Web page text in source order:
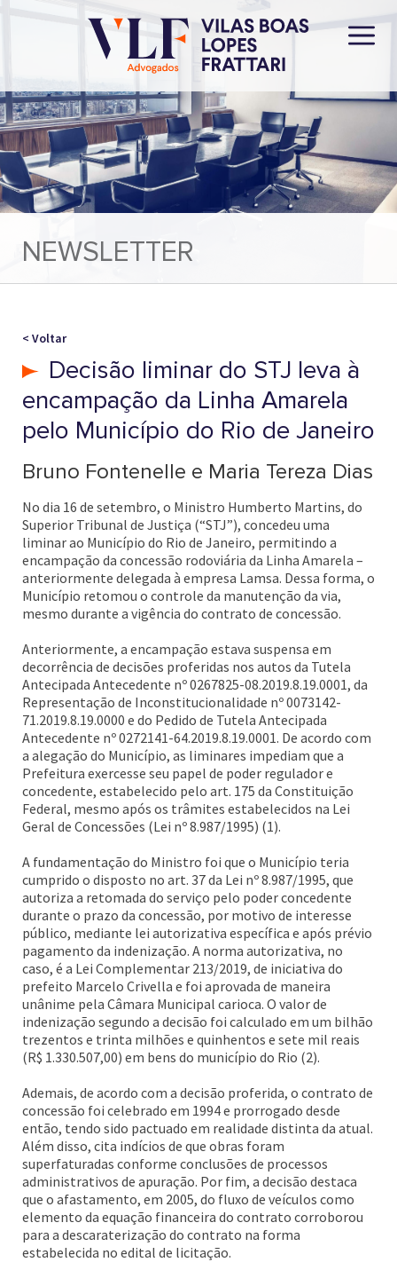
NEWSLETTER
< Voltar
Decisão liminar do STJ leva à
encampação da Linha Amarela
pelo Município do Rio de Janeiro
Bruno Fontenelle e Maria Tereza Dias
No dia 16 de setembro, o Ministro Humberto Martins, do
Superior Tribunal de Justiça (“STJ”), concedeu uma
liminar ao Município do Rio de Janeiro, permitindo a
encampação da concessão rodoviária da Linha Amarela –
anteriormente delegada à empresa Lamsa. Dessa forma, o
Município retomou o controle da manutenção da via,
mesmo durante a vigência do contrato de concessão.
Anteriormente, a encampação estava suspensa em
decorrência de decisões proferidas nos autos da Tutela
Antecipada Antecedente nº 0267825-08.2019.8.19.0001, da
Representação de Inconstitucionalidade nº 0073142-
71.2019.8.19.0000 e do Pedido de Tutela Antecipada
Antecedente nº 0272141-64.2019.8.19.0001. De acordo com
a alegação do Município, as liminares impediam que a
Prefeitura exercesse seu papel de poder regulador e
concedente, estabelecido pelo art. 175 da Constituição
Federal, mesmo após os trâmites estabelecidos na Lei
Geral de Concessões (Lei nº 8.987/1995) (1).
A fundamentação do Ministro foi que o Município teria
cumprido o disposto no art. 37 da Lei nº 8.987/1995, que
autoriza a retomada do serviço pelo poder concedente
durante o prazo da concessão, por motivo de interesse
público, mediante lei autorizativa específica e após prévio
pagamento da indenização. A norma autorizativa, no
caso, é a Lei Complementar 213/2019, de iniciativa do
prefeito Marcelo Crivella e foi aprovada de maneira
unânime pela Câmara Municipal carioca. O valor de
indenização segundo a decisão foi calculado em um bilhão
trezentos e trinta milhões e quinhentos e sete mil reais
(R$ 1.330.507,00) em bens do município do Rio (2).
Ademais, de acordo com a decisão proferida, o contrato de
concessão foi celebrado em 1994 e prorrogado desde
então, tendo sido pactuado em realidade distinta da atual.
Além disso, cita indícios de que obras foram
superfaturadas conforme conclusões de processos
administrativos de apuração. Por fim, a decisão destaca
que o afastamento, em 2005, do fluxo de veículos como
elemento da equação financeira do contrato corroborou
para a descaraterização do contrato na forma
estabelecida no edital de licitação.